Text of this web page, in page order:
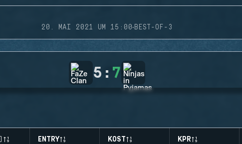
20. MAI 2021 UM 15:00·BEST-OF-3
5 : 7
ENTRY KOST KPR